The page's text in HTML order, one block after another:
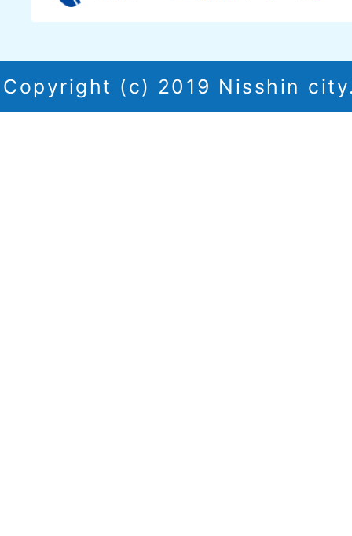
Copyright (c) 2019 Nisshin